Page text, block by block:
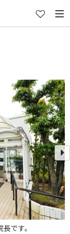
です。